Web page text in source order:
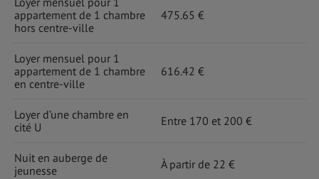
appartement de 1 chambre
hors centre-ville
475.65 €
Loyer mensuel pour 1
appartement de 1 chambre
en centre-ville
616.42 €
Loyer d’une chambre en
cité U
Entre 170 et 200 €
Nuit en auberge de
jeunesse
À partir de 22 €